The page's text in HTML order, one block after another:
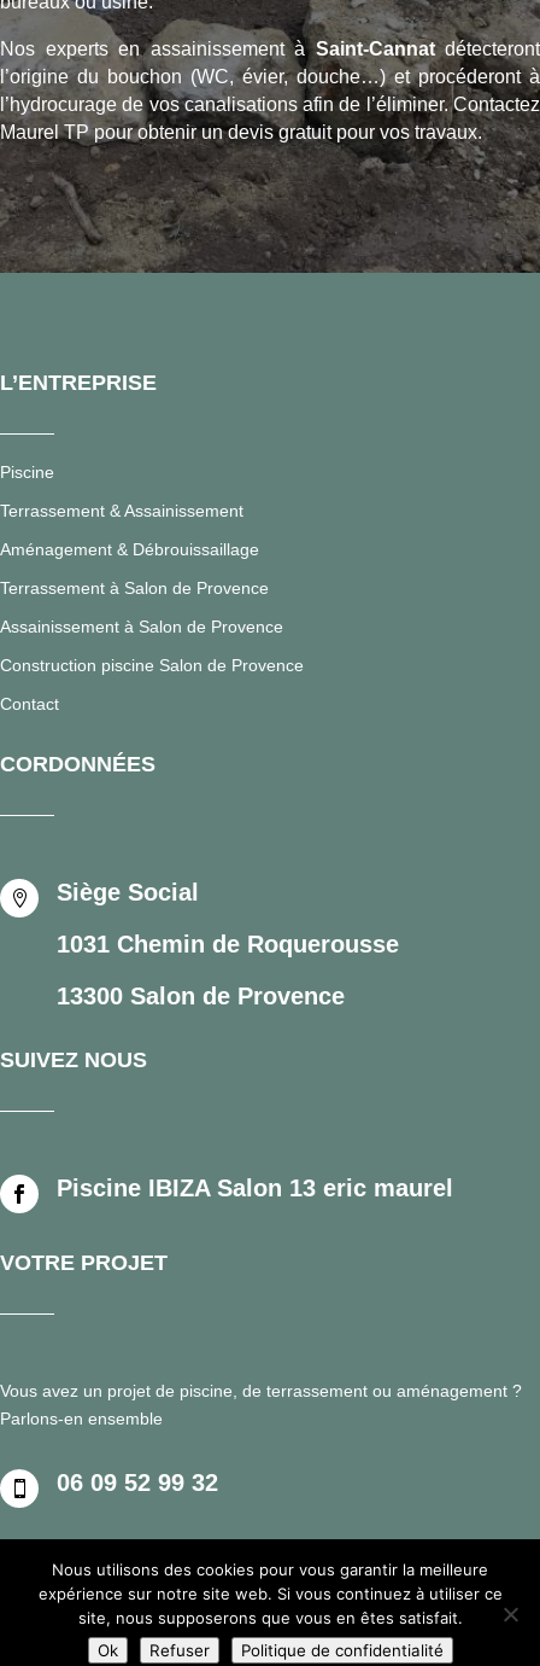
Nos experts en assainissement àSaint-Cannatdétecteront
l’origine du bouchon (WC, évier, douche…) et procéderont à
l’hydrocurage de vos canalisations afin de l’éliminer. Contactez
Maurel TP pour obtenir un devis gratuit pour vos travaux.
L’ENTREPRISE
Piscine
Terrassement & Assainissement
Aménagement & Débrouissaillage
Terrassement à Salon de Provence
Assainissement à Salon de Provence
Construction piscine Salon de Provence
Contact
CORDONNÉES

Siège Social
1031 Chemin de Roquerousse
13300 Salon de Provence
SUIVEZ NOUS
 Piscine IBIZA Salon 13 eric maurel
VOTRE PROJET
Vous avez un projet de piscine, de terrassement ou aménagement ?
Parlons-en ensemble
 06 09 52 99 32
Mentions Légales
Politique de Confidentialité
Plan du site
Création Site Internet | VEONEO |
Nous utilisons des cookies pour vous garantir la meilleure
expérience sur notre site web. Si vous continuez à utiliser ce
site, nous supposerons que vous en êtes satisfait.
Ok
Refuser Politique de confidentialité